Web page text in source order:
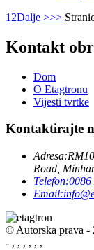
1 2Dalje >>>
Kontakt
Dom
O Etagtronu
Vijesti tvrtke
Kontaktirajte
Adresa:
Road,
Telefon:0086
Email:
© Autorska prava -
- , , , , , ,